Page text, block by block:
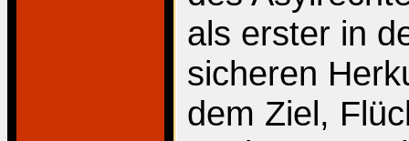
als erster in
sicheren
dem Ziel,